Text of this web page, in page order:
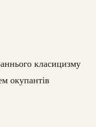
класицизму
окупантів